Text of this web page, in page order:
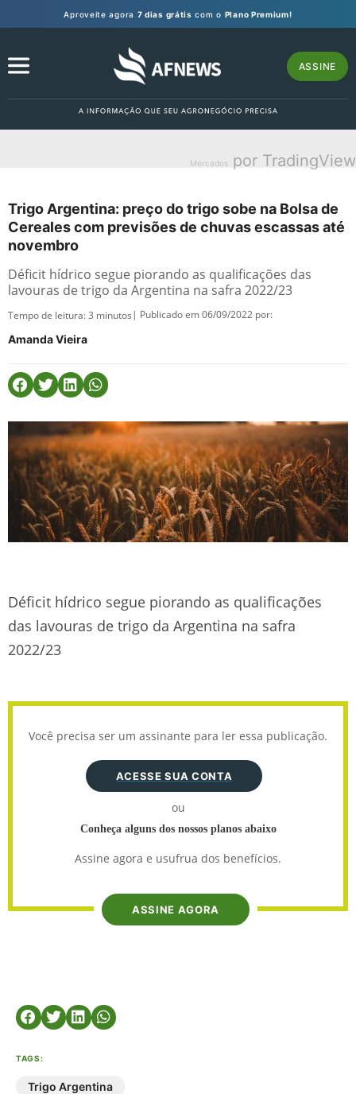
Aproveite agora 7 dias grátis com o Plano Premium!
ASSINE
Mercados por TradingView
Trigo Argentina: preço do trigo sobe na Bolsa de
Cereales com previsões de chuvas escassas até
novembro
Déficit hídrico segue piorando as qualificações das
lavouras de trigo da Argentina na safra 2022/23
Tempo de leitura:3 minutos | Publicado em 06/09/2022 por:
Amanda Vieira
Déficit hídrico segue piorando as qualificações
das lavouras de trigo da Argentina na safra
2022/23
Você precisa ser um assinante para ler essa publicação.
ACESSE SUA CONTA
ou
Conheça alguns dos nossos planos abaixo
Assine agora e usufrua dos benefícios.
ASSINE AGORA
TAGS:
Trigo Argentina